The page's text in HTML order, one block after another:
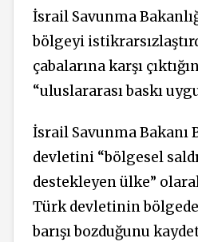
İsrail Savunma
bölgeyi
çabalarına karşı
“uluslararası baskı
İsrail Savunma Bakanı
devletini “bölgesel
destekleyen ülke”
Türk devletinin
barışı bozduğunu